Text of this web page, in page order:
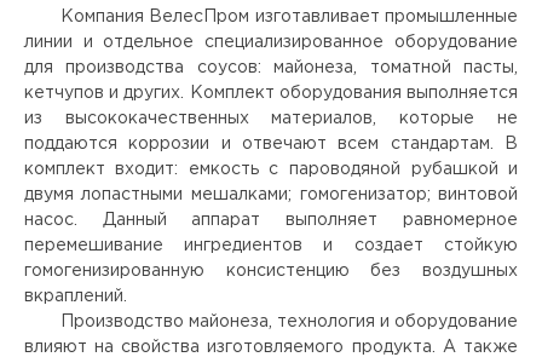
Компания ВелесПром изготавливает промышленные
линии и отдельное специализированное оборудование
для производства соусов: майонеза, томатной пасты,
кетчупов и других. Комплект оборудования выполняется
из высококачественных материалов, которые не
поддаются коррозии и отвечают всем стандартам. В
комплект входит: емкость с пароводяной рубашкой и
двумя лопастными мешалками; гомогенизатор; винтовой
насос. Данный аппарат выполняет равномерное
перемешивание ингредиентов и создает стойкую
гомогенизированную консистенцию без воздушных
вкраплений.
Производство майонеза, технология и оборудование
влияют на свойства изготовляемого продукта. А также